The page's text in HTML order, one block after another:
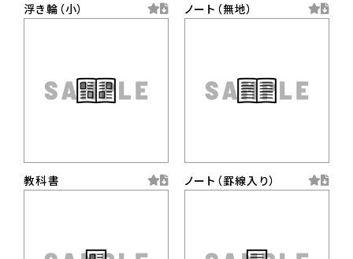
浮き輪（小） ノート（無地）
教科書 ノート（罫線入り）